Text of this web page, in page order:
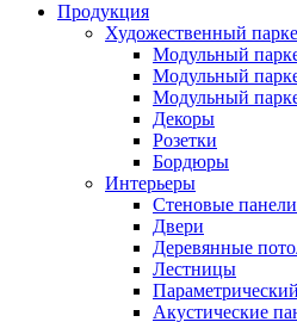
Продукция
Художественный
Модульный
Модульный
Модульный
Декоры
Розетки
Бордюры
Интерьеры
Стеновые
Двери
Деревянные
Лестницы
Акустические